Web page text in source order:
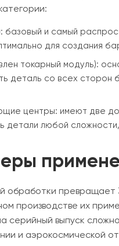
базовый и самый
для создания
токарный модуль):
деталь со всех сторон
центры: имеют две
любой
обработки
производстве их
серийный выпуск
и аэрокосмической